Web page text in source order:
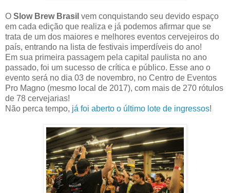
O Slow Brew Brasil vem conquistando seu devido espaço
em cada edição que realiza e já podemos afirmar que se
trata de um dos maiores e melhores eventos cervejeiros do
país, entrando na lista de festivais imperdíveis do ano!
Em sua primeira passagem pela capital paulista no ano
passado, foi um sucesso de crítica e público. Esse ano o
evento será no dia 03 de novembro, no Centro de Eventos
Pro Magno (mesmo local de 2017), com mais de 270 rótulos
de 78 cervejarias!
Não perca tempo, já foi aberto o último lote de ingressos!